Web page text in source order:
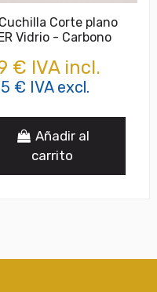
Corte plano
Vidrio - Carbono
€ IVA incl.
€ IVA excl.
Añadir al
carrito